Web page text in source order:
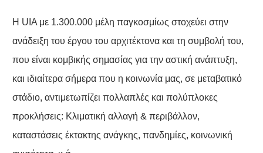
Η UIA με 1.300.000 μέλη παγκοσμίως στοχεύει στην
ανάδειξη του έργου του αρχιτέκτονα και τη συμβολή του,
που είναι κομβικής σημασίας για την αστική ανάπτυξη,
και ιδιαίτερα σήμερα που η κοινωνία μας, σε μεταβατικό
στάδιο, αντιμετωπίζει πολλαπλές και πολύπλοκες
προκλήσεις: Κλιματική αλλαγή & περιβάλλον,
καταστάσεις έκτακτης ανάγκης, πανδημίες, κοινωνική